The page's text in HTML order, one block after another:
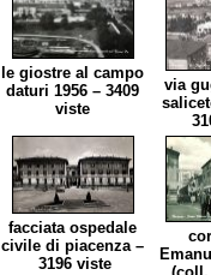
le giostre al campo
daturi 1956 – 3409
viste
via
facciata ospedale
civile di piacenza –
3196 viste